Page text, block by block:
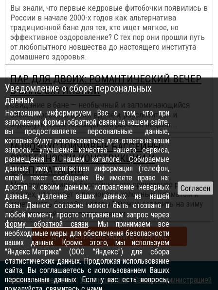
Вы знали, что первые кедровые фитобочки появились в
России в начале 2000-х годов как альтернатива
традиционной бане для тех, кто ищет мягкое, но
эффективное оздоровление? С тех пор они прошли путь
от любопытного новшества до настоящего института
домашнего здоровья.
ПАР ДЛЯ ДВОИХ: РОМАНТИЧЕСКИЙ ВЕЧЕР
В БАНЕ ОХТИНСКИЙ
Свидание в бане — необычный и запоминающийся
способ провести время вдвоём, расслабиться и
отдохнуть после насыщенной рабочей недели...
МОРОЗОУСТОЙЧИВЫЕ БАССЕЙНЫ:
ОСОБЕННОСТИ КОНСТРУКЦИИ И
ЭКСПЛУАТАЦИИ
Морозоустойчивые бассейны - это прекрасное решение
для тех, кто живет в регионах с холодным климатом и
хочет иметь бассейн, который можно оставить на зиму
без опасений о его повреждении.
ДРУГИЕ ПУБЛИКАЦИИ В РУБРИКЕ
Правила размещения| Услуги портала|Связь с администрацией
Уведомление о сборе персональных
данных
Настоящим информируем Вас о том, что при
заполнении формы обратной связи на нашем сайте,
вы предоставляете персональные данные,
которые будут использоваться для: ответа на ваши
запросы, улучшения качества нашего сервиса,
размещения в нашем каталоге. Собираемые
данные: имя, контактная информация (телефон,
email), текст сообщения. Вы имеете право на:
доступ к своим данным, исправление неверных
данных, удаление ваших данных из нашей
базы. Данное согласие может быть отозвано в
любой момент, просто отправив нам запрос через
форму обратной связи. Мы принимаем все
необходимые меры для обеспечения безопасности
ваших данных. Кроме этого, мы используем
"Яндекс.Метрика" (ООО "Яндекс") для сбора
статистических данных. Продолжая использование
сайта, Вы соглашаетесь с использованием Ваших
персональных данных. Если у вас есть вопросы,